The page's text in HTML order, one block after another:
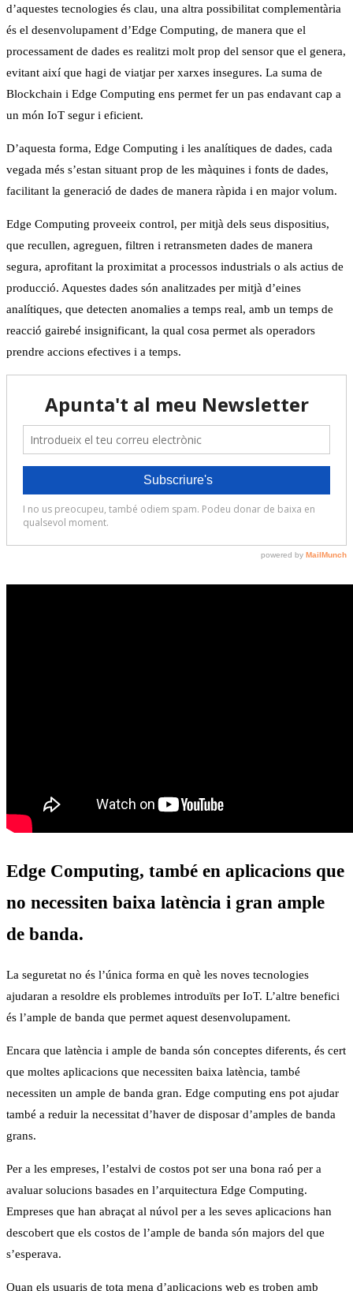
d’aquestes tecnologies és clau, una altra possibilitat complementària
és el desenvolupament d’Edge Computing, de manera que el
processament de dades es realitzi molt prop del sensor que el genera,
evitant així que hagi de viatjar per xarxes insegures. La suma de
Blockchain i Edge Computing ens permet fer un pas endavant cap a
un món IoT segur i eficient.
D’aquesta forma, Edge Computing i les analítiques de dades, cada
vegada més s’estan situant prop de les màquines i fonts de dades,
facilitant la generació de dades de manera ràpida i en major volum.
Edge Computing proveeix control, per mitjà dels seus dispositius,
que recullen, agreguen, filtren i retransmeten dades de manera
segura, aprofitant la proximitat a processos industrials o als actius de
producció. Aquestes dades són analitzades per mitjà d’eines
analítiques, que detecten anomalies a temps real, amb un temps de
reacció gairebé insignificant, la qual cosa permet als operadors
prendre accions efectives i a temps.
Edge Computing, també en aplicacions que
no necessiten baixa latència i gran ample
de banda.
La seguretat no és l’única forma en què les noves tecnologies
ajudaran a resoldre els problemes introduïts per IoT. L’altre benefici
és l’ample de banda que permet aquest desenvolupament.
Encara que latència i ample de banda són conceptes diferents, és cert
que moltes aplicacions que necessiten baixa latència, també
necessiten un ample de banda gran. Edge computing ens pot ajudar
també a reduir la necessitat d’haver de disposar d’amples de banda
grans.
Per a les empreses, l’estalvi de costos pot ser una bona raó per a
avaluar solucions basades en l’arquitectura Edge Computing.
Empreses que han abraçat al núvol per a les seves aplicacions han
descobert que els costos de l’ample de banda són majors del que
s’esperava.
Quan els usuaris de tota mena d’aplicacions web es troben amb